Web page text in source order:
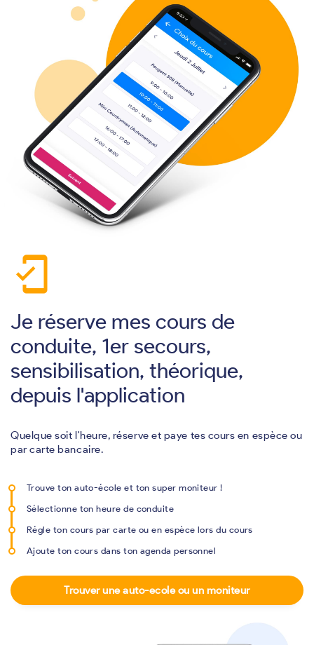
mobile_friendly
Je réserve mes cours de
conduite, 1er secours,
sensibilisation, théorique,
depuis l'application
Quelque soit l'heure, réserve et paye tes cours en espèce ou
par carte bancaire.
Trouve ton auto-école et ton super moniteur !
Sélectionne ton heure de conduite
Régle ton cours par carte ou en espèce lors du cours
Ajoute ton cours dans ton agenda personnel
Trouver une auto-ecole ou un moniteur